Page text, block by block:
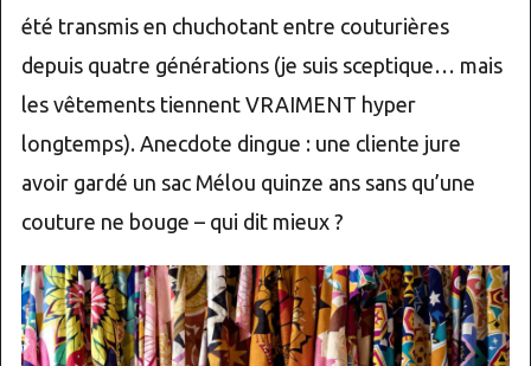
été transmis en chuchotant entre couturières
depuis quatre générations (je suis sceptique… mais
les vêtements tiennent VRAIMENT hyper
longtemps). Anecdote dingue : une cliente jure
avoir gardé un sac Mélou quinze ans sans qu’une
couture ne bouge – qui dit mieux ?